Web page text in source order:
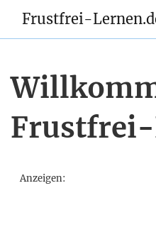
Frustfrei-
Frustfrei-
Anzeigen: